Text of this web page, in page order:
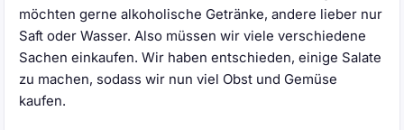
möchten gerne alkoholische Getränke, andere lieber nur
Saft oder Wasser. Also müssen wir viele verschiedene
Sachen einkaufen. Wir haben entschieden, einige Salate
zu machen, sodass wir nun viel Obst und Gemüse
kaufen.